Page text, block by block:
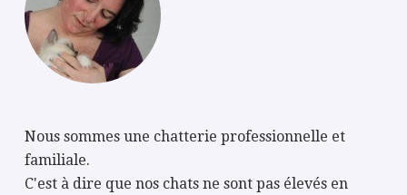
Nous sommes une chatterie professionnelle et
familiale.
C'est à dire que nos chats ne sont pas élevés en